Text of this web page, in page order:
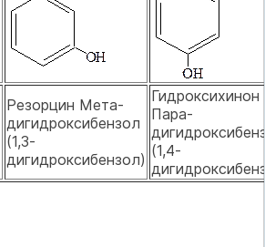
Резорцин Мета-
дигидроксибензол
(1,3-
дигидроксибензол)
Гидроксихинон
Пара-
(1,4-